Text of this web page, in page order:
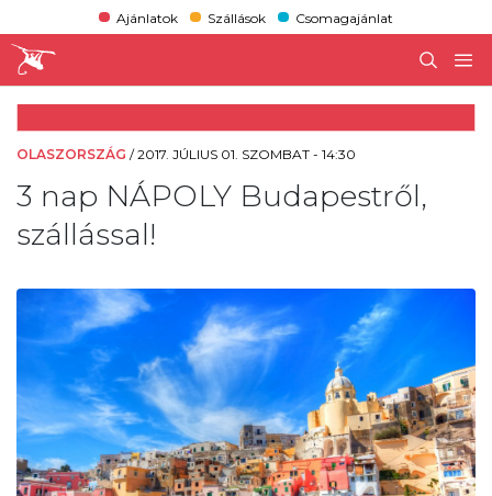
Ajánlatok Szállások Csomagajánlat
OLASZORSZÁG /2017. JÚLIUS 01. SZOMBAT - 14:30
3 nap NÁPOLY Budapestről,
szállással!